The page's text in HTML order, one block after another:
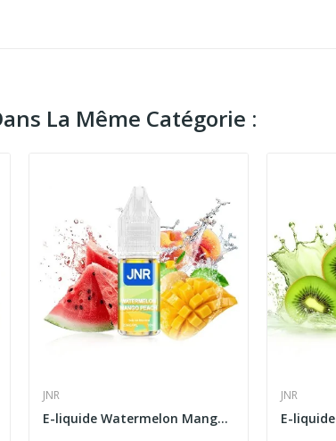
La Même Catégorie :
JNR
E-liquide Watermelon Mango Peach 10ml JNR...
JNR